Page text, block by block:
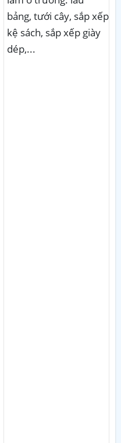
bảng, tưới cây, sắp xếp
kệ sách, sắp xếp giày
dép,...